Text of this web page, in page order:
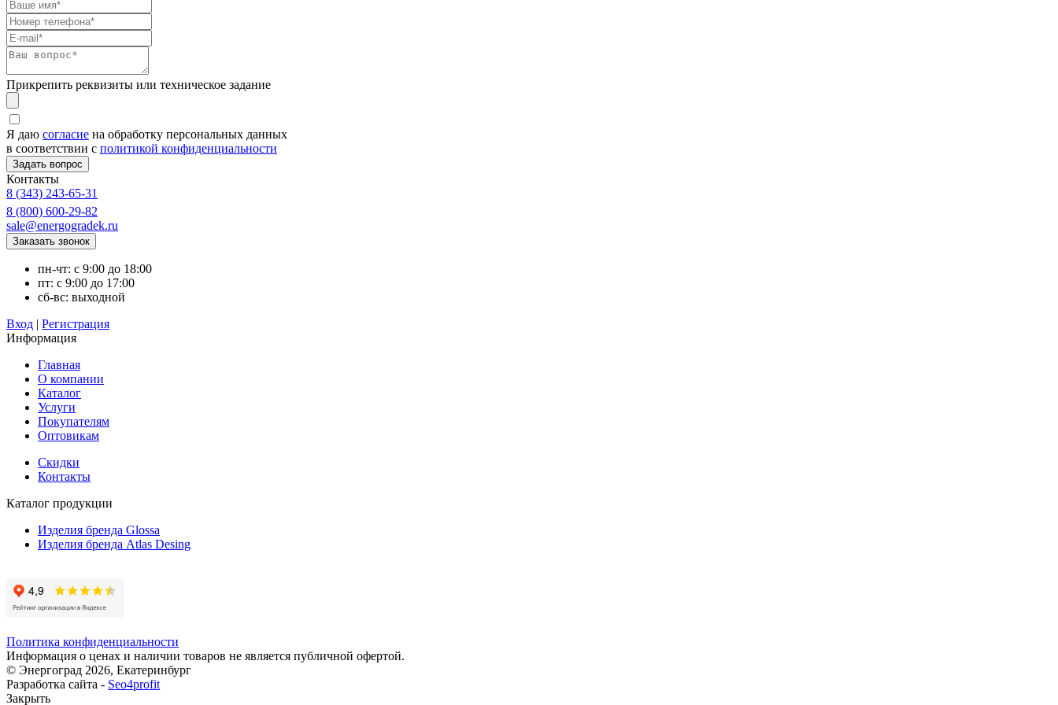
Прикрепить реквизиты или техническое задание
Я даю согласие на обработку персональных данных
в соответствии с политикой конфиденциальности
Контакты
8 (343) 243-65-31
8 (800) 600-29-82
sale@energogradek.ru
пн-чт: с 9:00 до 18:00
пт: с 9:00 до 17:00
сб-вс: выходной
Вход | Регистрация
Информация
Главная
О компании
Каталог
Услуги
Покупателям
Оптовикам
Скидки
Контакты
Каталог продукции
Изделия бренда Glossa
Изделия бренда Atlas Desing
Политика конфиденциальности
Информация о ценах и наличии товаров не является публичной офертой.
© Энергоград 2026, Екатеринбург
Разработка сайта - Seo4profit
Закрыть